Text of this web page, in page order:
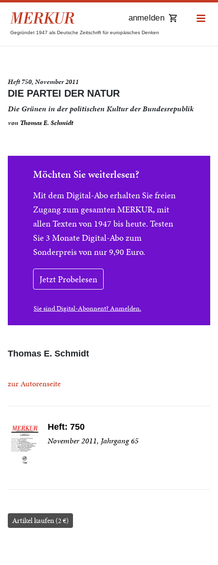
Gegründet 1947 als Deutsche Zeitschrift für europäisches Denken
anmelden
Heft 750, November 2011
DIE PARTEI DER NATUR
Die Grünen in der politischen Kultur der Bundesrepublik
von Thomas E. Schmidt
Möchten Sie weiterlesen?
Mit dem Digital-Abo erhalten Sie freien
Zugang zum gesamten MERKUR, mit
allen Texten von 1947 bis heute. Testen
Sie 3 Monate Digital-Abo zum
Sonderpreis von nur 9,90 Euro.
Jetzt Probelesen
Sie sind Digital-Abonnent? Anmelden.
Thomas E. Schmidt
zur Autorenseite
Heft: 750
November 2011, Jahrgang 65
Artikel kaufen (2 €)